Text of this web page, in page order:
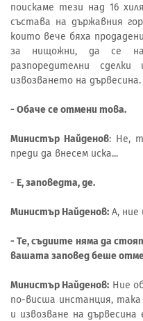
поискаме тези над 16
състава на държавния
които вече бяха
за нищожни, да се
разпоредителни
извозването на
- Обаче се отмени това.
Министър Найденов: Не,
преди да внесем иска...
- Е, заповедта, де.
Министър Найденов: А, ние
- Те, съдиите няма да
вашата заповед беше
Министър Найденов: Ние
по-висша инстанция,
и извозване на